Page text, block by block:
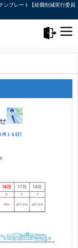
ンプレート【経費削減実行委員